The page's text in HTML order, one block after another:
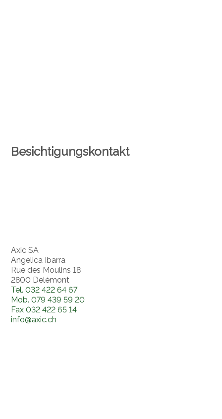
Besichtigungskontakt
Axic SA
Angelica Ibarra
Rue des Moulins 18
2800 Delémont
Tel.032 422 64 67
Mob.079 439 59 20
Fax032 422 65 14
info@axic.ch